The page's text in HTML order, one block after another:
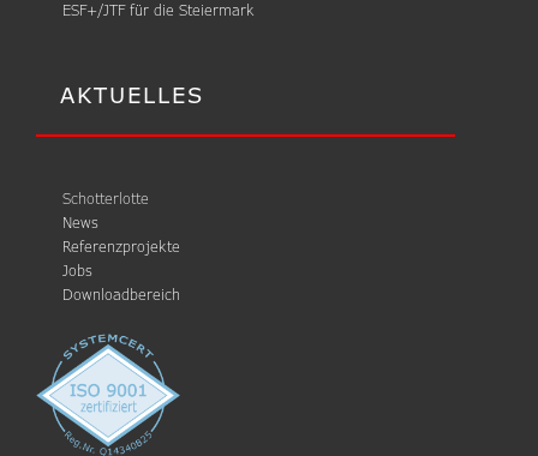
ESF+/JTF für die Steiermark
AKTUELLES
Schotterlotte
News
Referenzprojekte
Jobs
Downloadbereich